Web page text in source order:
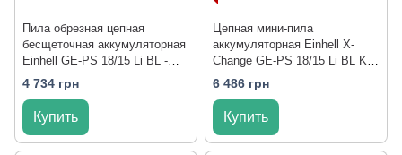
Пила обрезная цепная
бесщеточная аккумуляторная
Einhell GE-PS 18/15 Li BL -
Solo
4 734 грн
Купить
Цепная мини-пила
аккумуляторная Einhell X-
Change GE-PS 18/15 Li BL Kit
2.5 Ah
6 486 грн
Купить